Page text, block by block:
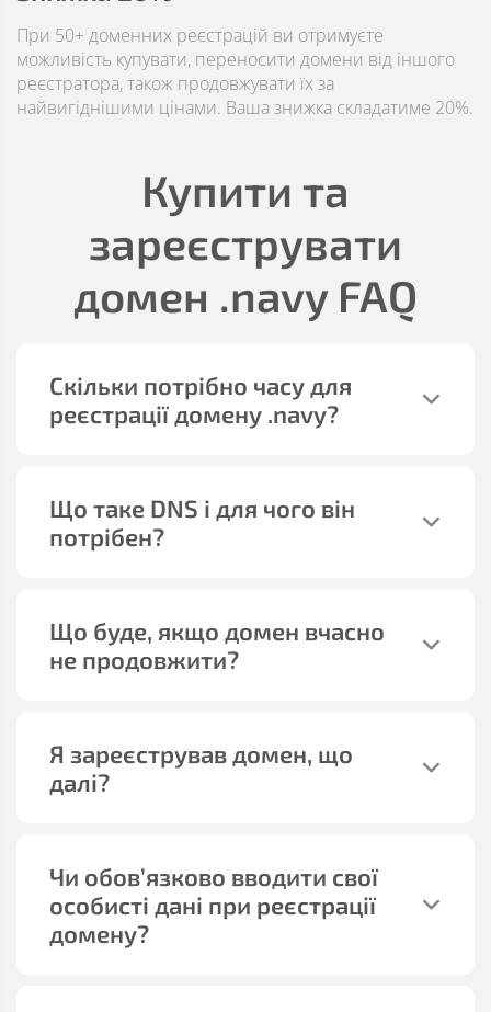
При 50+ доменних реєстрацій ви отримуєте
можливість купувати, переносити домени від іншого
реєстратора, також продовжувати їх за
найвигіднішими цінами. Ваша знижка складатиме 20%.
Купити та
зареєструвати
домен .navyFAQ
Скільки потрібно часу для
реєстрації домену .navy?
Що таке DNS і для чого він
потрібен?
Що буде, якщо домен вчасно
не продовжити?
Я зареєстрував домен, що
далі?
Чи обов’язково вводити свої
особисті дані при реєстрації
домену?